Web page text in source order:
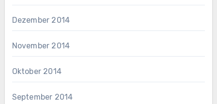
Dezember 2014
November 2014
Oktober 2014
September 2014